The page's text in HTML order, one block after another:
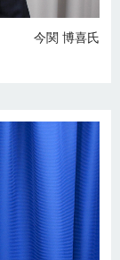
今関 博喜氏